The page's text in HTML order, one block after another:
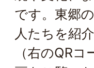
です。東郷
人たちを紹
（右のQR